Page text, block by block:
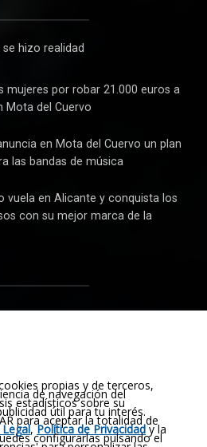
hizo realidad
mujeres por robar 21.000 euros a
Mota del Cuervo
en Mota del Cuervo un plan
las bandas de música
vuela en Alicante y conquista los
con su mejor marca de la
Sucesos Religión
Cultura Política Historia
propias y de terceros,
de navegación del
estadísticos sobre su
útil para tu interés.
para aceptar la totalidad de
,Política de Privacidady la
configurarlas pulsando el